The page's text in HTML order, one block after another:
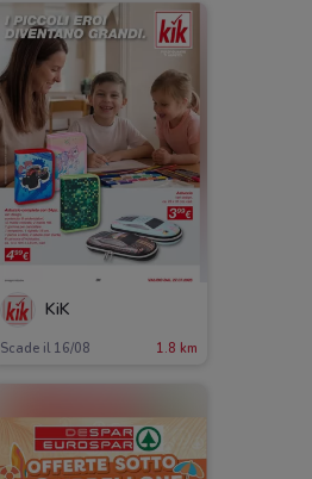
KiK
Scade il 16/08 1.8 km